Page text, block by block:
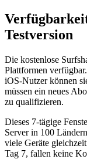
Testversion
Die kostenlose
Plattformen
iOS-Nutzer können
müssen ein neues
zu qualifizieren.
Dieses 7-tägige
Server in 100
viele Geräte
Tag 7, fallen keine